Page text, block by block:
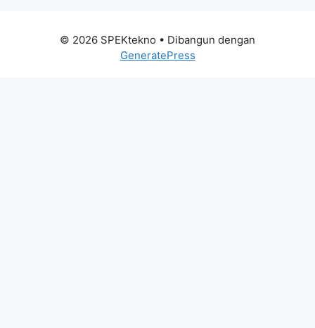
© 2026 SPEKtekno • Dibangun dengan
GeneratePress